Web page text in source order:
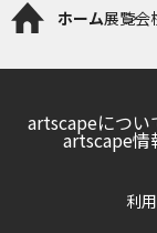
ホーム展覧会
artscapeについ
artscape情
利